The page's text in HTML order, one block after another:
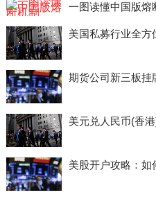
一图读懂中国版熔
美国私募行业全方
期货公司新三板挂
美元兑人民币(香
美股开户攻略：如